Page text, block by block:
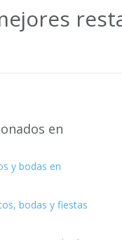
en
y bodas en
bodas y fiestas